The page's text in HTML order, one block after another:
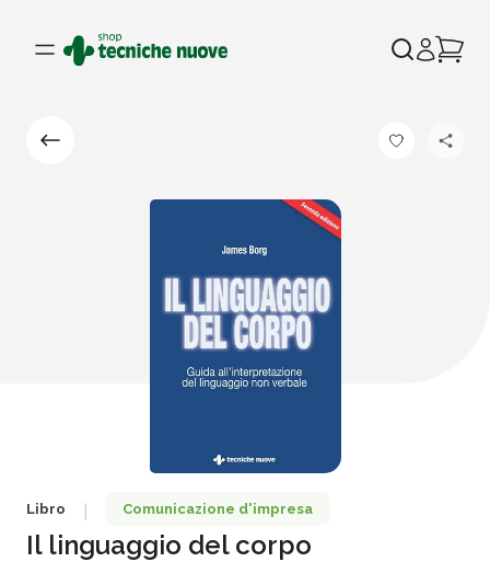
Libro Comunicazione d'impresa
Il linguaggio del corpo